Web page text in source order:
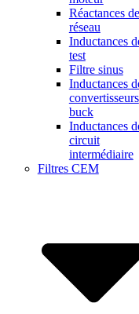
Réactances de
réseau
Inductances
test
Filtre sinus
Inductances
convertisseurs
buck
Inductances
circuit
intermédiaire
Filtres CEM